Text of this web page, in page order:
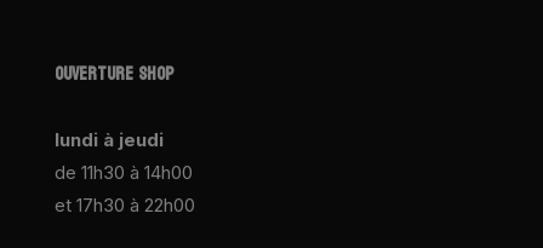
OUVERTURE SHOP
lundi à jeudi
de 11h30 à 14h00
et 17h30 à 22h00